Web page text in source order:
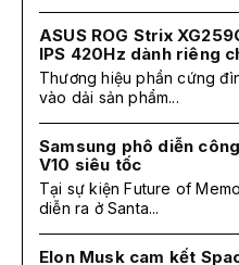
ASUS ROG Strix
IPS 420Hz dành riêng
Thương hiệu phần cứng
vào dải sản phẩm...
Samsung phô diễn
V10 siêu tốc
Tại sự kiện Future of
diễn ra ở Santa...
Elon Musk cam kết